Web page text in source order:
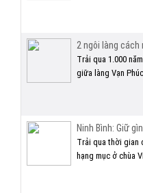
2 ngôi làng cách
Trải qua 1.000
giữa làng Vạn
Ninh Bình: Giữ
Trải qua thời gian
hạng mục ở chùa